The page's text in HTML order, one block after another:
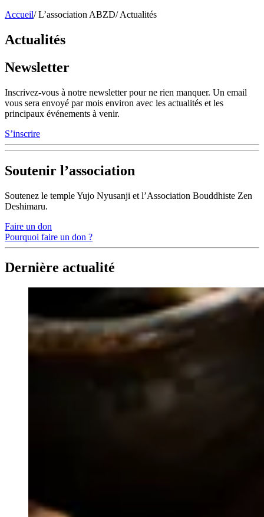
Accueil/ L’association ABZD/ Actualités
Actualités
Newsletter
Inscrivez-vous à notre newsletter pour ne rien manquer. Un email
vous sera envoyé par mois environ avec les actualités et les
principaux événements à venir.
S’inscrire
Soutenir l’association
Soutenez le temple Yujo Nyusanji et l’Association Bouddhiste Zen
Deshimaru.
Faire un don
Pourquoi faire un don ?
Dernière actualité